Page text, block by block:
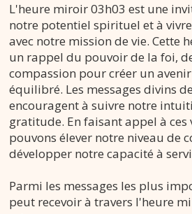
L'heure miroir 03h03 est une
notre potentiel spirituel et à
avec notre mission de vie. Cette
un rappel du pouvoir de la foi,
compassion pour créer un
équilibré. Les messages divins
encouragent à suivre notre
gratitude. En faisant appel à ces
pouvons élever notre niveau de
développer notre capacité à
Parmi les messages les plus
peut recevoir à travers l'heure